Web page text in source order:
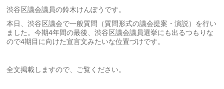
渋谷区議会議員の鈴木けんぽうです。
本日、渋谷区議会で一般質問（質問形式の議会提案・演説）を行い
ました。今期4年間の最後、渋谷区議会議員選挙にも出るつもりな
ので4期目に向けた宣言文みたいな位置づけです。
全文掲載しますので、ご覧ください。